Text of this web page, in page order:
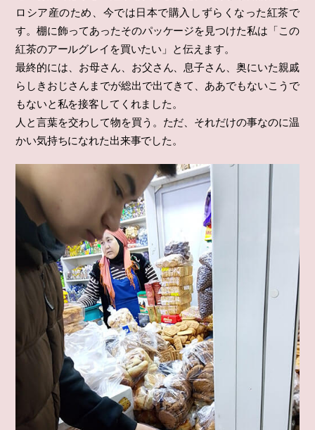
ロシア産のため、今では日本で購入しずらくなった紅茶で
す。棚に飾ってあったそのパッケージを見つけた私は「この
紅茶のアールグレイを買いたい」と伝えます。
最終的には、お母さん、お父さん、息子さん、奥にいた親戚
らしきおじさんまでが総出で出てきて、ああでもないこうで
もないと私を接客してくれました。
人と言葉を交わして物を買う。ただ、それだけの事なのに温
かい気持ちになれた出来事でした。